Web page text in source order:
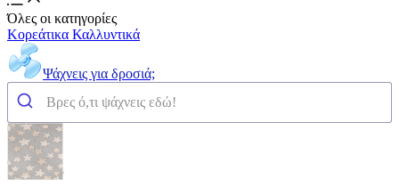
Όλες οι κατηγορίες
Κορεάτικα Καλλυντικά
Ψάχνεις για δροσιά;